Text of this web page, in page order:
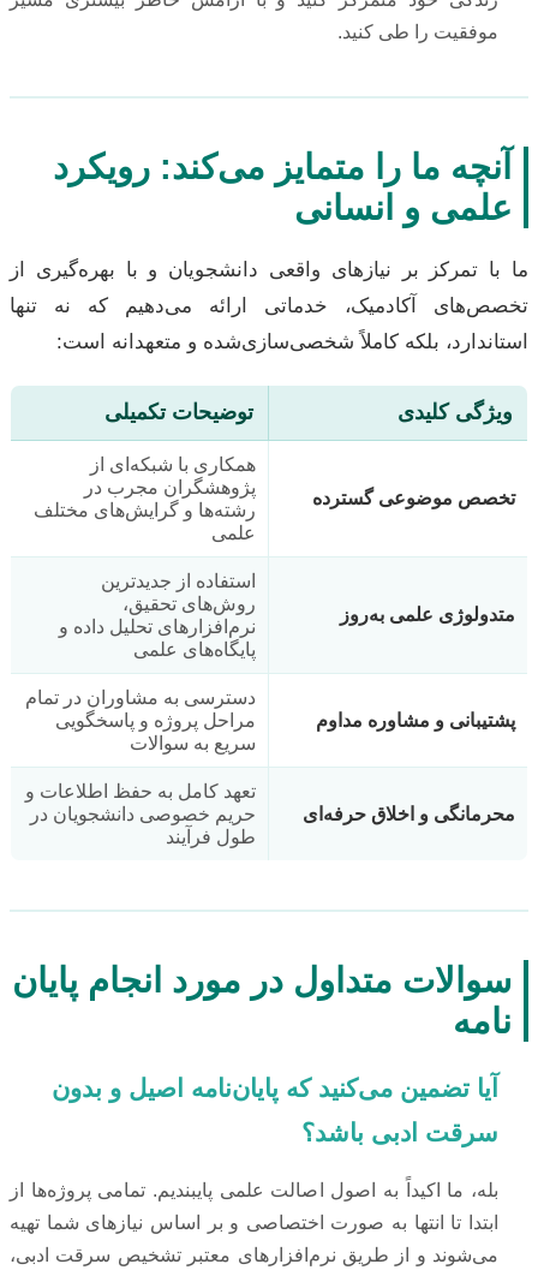
موفقیت را طی کنید.
آنچه ما را متمایز می‌کند: رویکرد
علمی و انسانی
ما با تمرکز بر نیازهای واقعی دانشجویان و با بهره‌گیری از
تخصص‌های آکادمیک، خدماتی ارائه می‌دهیم که نه تنها
استاندارد، بلکه کاملاً شخصی‌سازی‌شده و متعهدانه است:
ویژگی کلیدی توضیحات تکمیلی
تخصص موضوعی گسترده
همکاری با شبکه‌ای از
پژوهشگران مجرب در
رشته‌ها و گرایش‌های مختلف
علمی
متدولوژی علمی به‌روز
استفاده از جدیدترین
روش‌های تحقیق،
نرم‌افزارهای تحلیل داده و
پایگاه‌های علمی
پشتیبانی و مشاوره مداوم
دسترسی به مشاوران در تمام
مراحل پروژه و پاسخگویی
سریع به سوالات
محرمانگی و اخلاق حرفه‌ای
تعهد کامل به حفظ اطلاعات و
حریم خصوصی دانشجویان در
طول فرآیند
سوالات متداول در مورد انجام پایان
نامه
آیا تضمین می‌کنید که پایان‌نامه اصیل و بدون
سرقت ادبی باشد؟
بله، ما اکیداً به اصول اصالت علمی پایبندیم. تمامی پروژه‌ها از
ابتدا تا انتها به صورت اختصاصی و بر اساس نیازهای شما تهیه
می‌شوند و از طریق نرم‌افزارهای معتبر تشخیص سرقت ادبی،